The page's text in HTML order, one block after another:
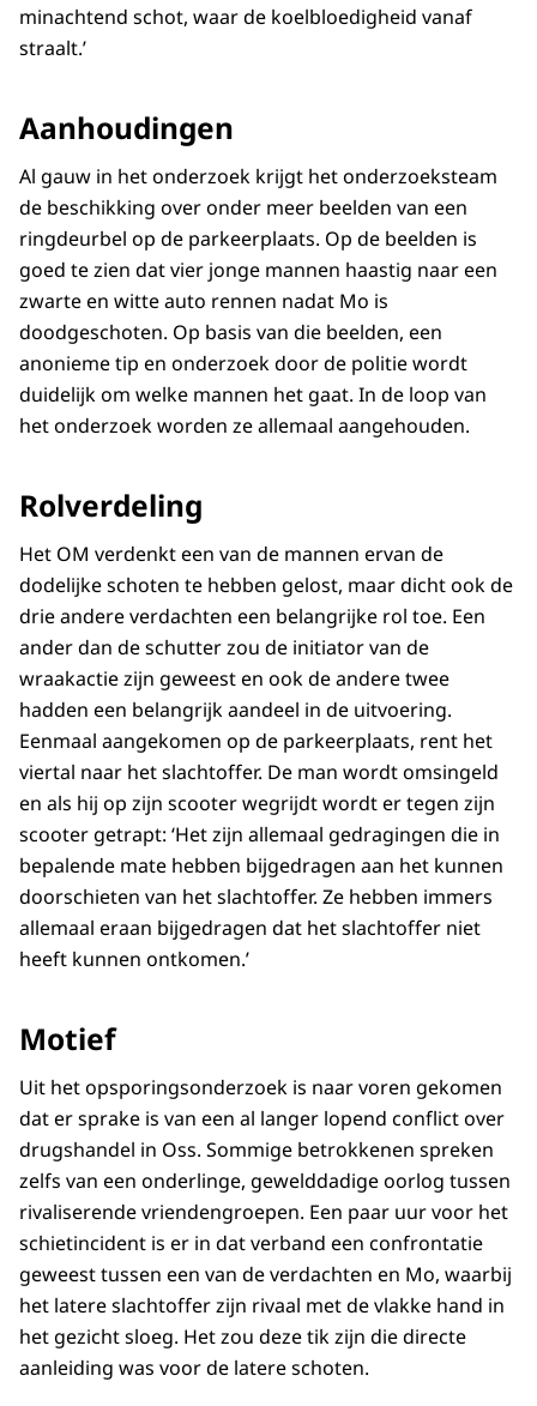
minachtend schot, waar de koelbloedigheid vanaf
straalt.’
Aanhoudingen
Al gauw in het onderzoek krijgt het onderzoeksteam
de beschikking over onder meer beelden van een
ringdeurbel op de parkeerplaats. Op de beelden is
goed te zien dat vier jonge mannen haastig naar een
zwarte en witte auto rennen nadat Mo is
doodgeschoten. Op basis van die beelden, een
anonieme tip en onderzoek door de politie wordt
duidelijk om welke mannen het gaat. In de loop van
het onderzoek worden ze allemaal aangehouden.
Rolverdeling
Het OM verdenkt een van de mannen ervan de
dodelijke schoten te hebben gelost, maar dicht ook de
drie andere verdachten een belangrijke rol toe. Een
ander dan de schutter zou de initiator van de
wraakactie zijn geweest en ook de andere twee
hadden een belangrijk aandeel in de uitvoering.
Eenmaal aangekomen op de parkeerplaats, rent het
viertal naar het slachtoffer. De man wordt omsingeld
en als hij op zijn scooter wegrijdt wordt er tegen zijn
scooter getrapt: ‘Het zijn allemaal gedragingen die in
bepalende mate hebben bijgedragen aan het kunnen
doorschieten van het slachtoffer. Ze hebben immers
allemaal eraan bijgedragen dat het slachtoffer niet
heeft kunnen ontkomen.’
Motief
Uit het opsporingsonderzoek is naar voren gekomen
dat er sprake is van een al langer lopend conflict over
drugshandel in Oss. Sommige betrokkenen spreken
zelfs van een onderlinge, gewelddadige oorlog tussen
rivaliserende vriendengroepen. Een paar uur voor het
schietincident is er in dat verband een confrontatie
geweest tussen een van de verdachten en Mo, waarbij
het latere slachtoffer zijn rivaal met de vlakke hand in
het gezicht sloeg. Het zou deze tik zijn die directe
aanleiding was voor de latere schoten.